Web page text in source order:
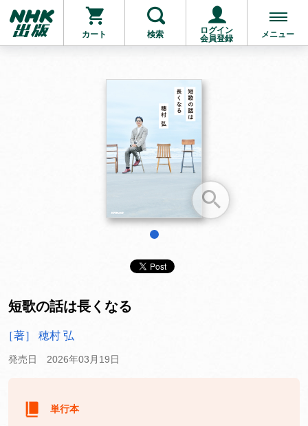
カート 検索
ログイン
会員登録
メニュー
お支払いに進む
他にも商品を買う
短歌の話は長くなる
［著］ 穂村 弘
発売日 2026年03月19日
単行本